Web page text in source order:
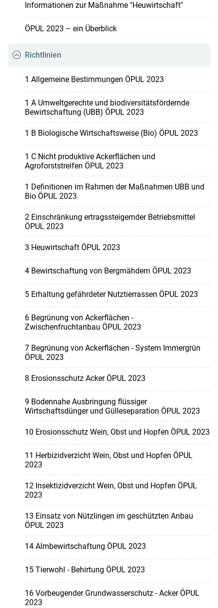
Informationen zur Maßnahme "Heuwirtschaft"
ÖPUL 2023 – ein Überblick
Richtlinien
1 Allgemeine Bestimmungen ÖPUL 2023
1 A Umweltgerechte und biodiversitätsfördernde
Bewirtschaftung (UBB) ÖPUL 2023
1 B Biologische Wirtschaftsweise (Bio) ÖPUL 2023
1 C Nicht produktive Ackerflächen und
Agroforststreifen ÖPUL 2023
1 Definitionen im Rahmen der Maßnahmen UBB und
Bio ÖPUL 2023
2 Einschränkung ertragssteigernder Betriebsmittel
ÖPUL 2023
3 Heuwirtschaft ÖPUL 2023
4 Bewirtschaftung von Bergmähdern ÖPUL 2023
5 Erhaltung gefährdeter Nutztierrassen ÖPUL 2023
6 Begrünung von Ackerflächen -
Zwischenfruchtanbau ÖPUL 2023
7 Begrünung von Ackerflächen - System Immergrün
ÖPUL 2023
8 Erosionsschutz Acker ÖPUL 2023
9 Bodennahe Ausbringung flüssiger
Wirtschaftsdünger und Gülleseparation ÖPUL 2023
10 Erosionsschutz Wein, Obst und Hopfen ÖPUL 2023
11 Herbizidverzicht Wein, Obst und Hopfen ÖPUL
2023
12 Insektizidverzicht Wein, Obst und Hopfen ÖPUL
2023
13 Einsatz von Nützlingen im geschützten Anbau
ÖPUL 2023
14 Almbewirtschaftung ÖPUL 2023
15 Tierwohl - Behirtung ÖPUL 2023
16 Vorbeugender Grundwasserschutz - Acker ÖPUL
2023